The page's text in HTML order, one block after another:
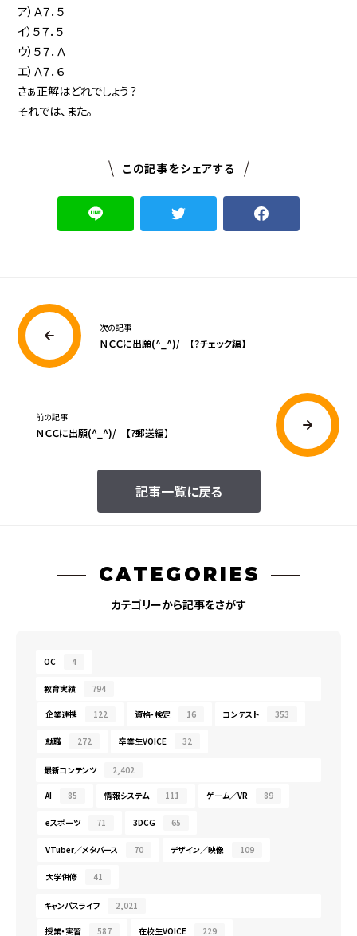
ア）Ａ７．５
イ）５７．５
ウ）５７．Ａ
エ）Ａ７．６
さぁ正解はどれでしょう？
それでは、また。
この記事をシェアする
次の記事
ＮＣＣに出願(^_^)/ 【?チェック編】
記事一覧に戻る
前の記事
ＮＣＣに出願(^_^)/ 【?郵送編】
CATEGORIES
カテゴリーから記事をさがす
OC 4
教育実績 794
企業連携 122 資格・検定 16 コンテスト 353
就職 272 卒業生VOICE 32
最新コンテンツ 2,402
AI 85 情報システム 111 ゲーム／VR 89
eスポーツ 71 3DCG 65
VTuber／メタバース 70 デザイン／映像 109
大学併修 41
キャンパスライフ 2,021
授業・実習 587 在校生VOICE 229